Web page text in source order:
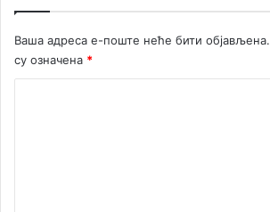
ћ
а
Ваша адреса е-поште неће бити објављена.
су означена *